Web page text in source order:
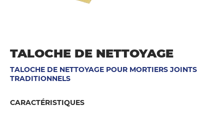
TALOCHE DE NETTOYAGE
TALOCHE DE NETTOYAGE POUR MORTIERS JOINTS
TRADITIONNELS
CARACTÉRISTIQUES